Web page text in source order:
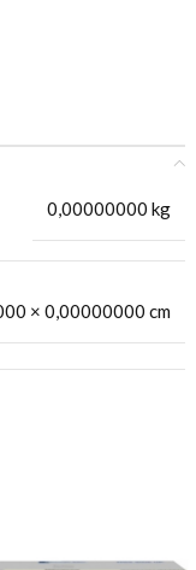
0,00000000 kg
× 0,00000000 cm